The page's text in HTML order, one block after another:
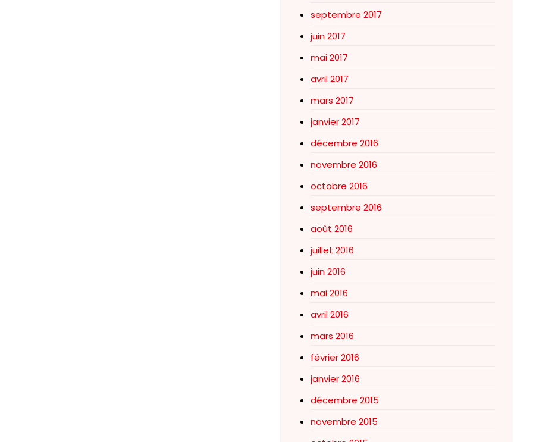
septembre 2017
juin 2017
mai 2017
avril 2017
mars 2017
janvier 2017
décembre 2016
novembre 2016
octobre 2016
septembre 2016
août 2016
juillet 2016
juin 2016
mai 2016
avril 2016
mars 2016
février 2016
janvier 2016
décembre 2015
novembre 2015